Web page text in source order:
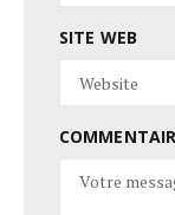
SITE WEB